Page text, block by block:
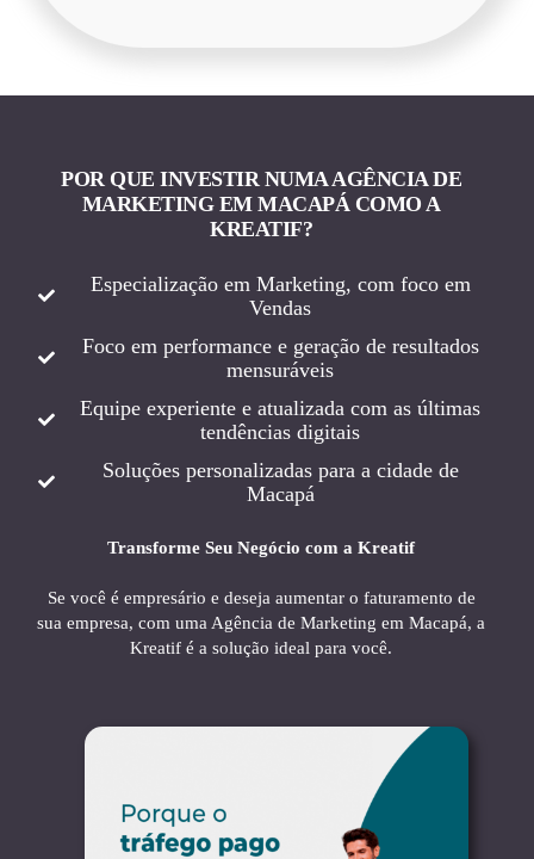
POR QUE INVESTIR NUMA AGÊNCIA DE
MARKETING EM MACAPÁ COMO A
KREATIF?
Especialização em Marketing, com foco em
Vendas
Foco em performance e geração de resultados
mensuráveis
Equipe experiente e atualizada com as últimas
tendências digitais
Soluções personalizadas para a cidade de
Macapá
Transforme Seu Negócio com a Kreatif
Se você é empresário e deseja aumentar o faturamento de
sua empresa, com uma Agência de Marketing em Macapá, a
Kreatif é a solução ideal para você.